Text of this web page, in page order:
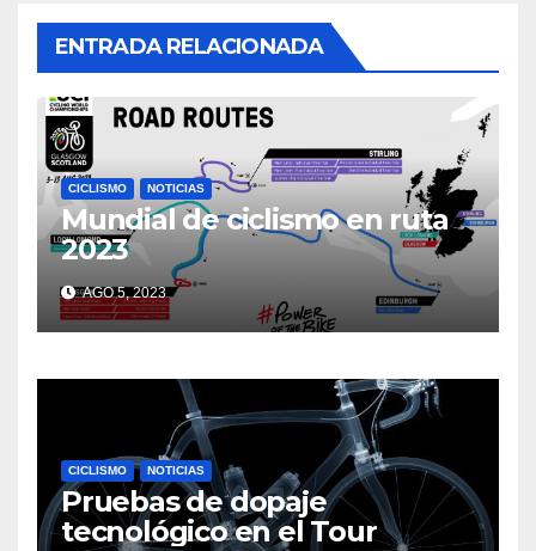
ENTRADA RELACIONADA
CICLISMO NOTICIAS
Mundial de ciclismo en ruta
2023
AGO 5, 2023
CICLISMO NOTICIAS
Pruebas de dopaje
tecnológico en el Tour